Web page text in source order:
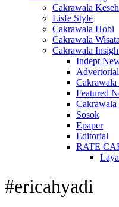
Cakrawala
Lisfe Style
Cakrawala Hobi
Cakrawala Wisata
Cakrawala
Indept
Advertorial
Cakrawala
Featured
Sosok
Epaper
Editorial
RATE
#ericahyadi